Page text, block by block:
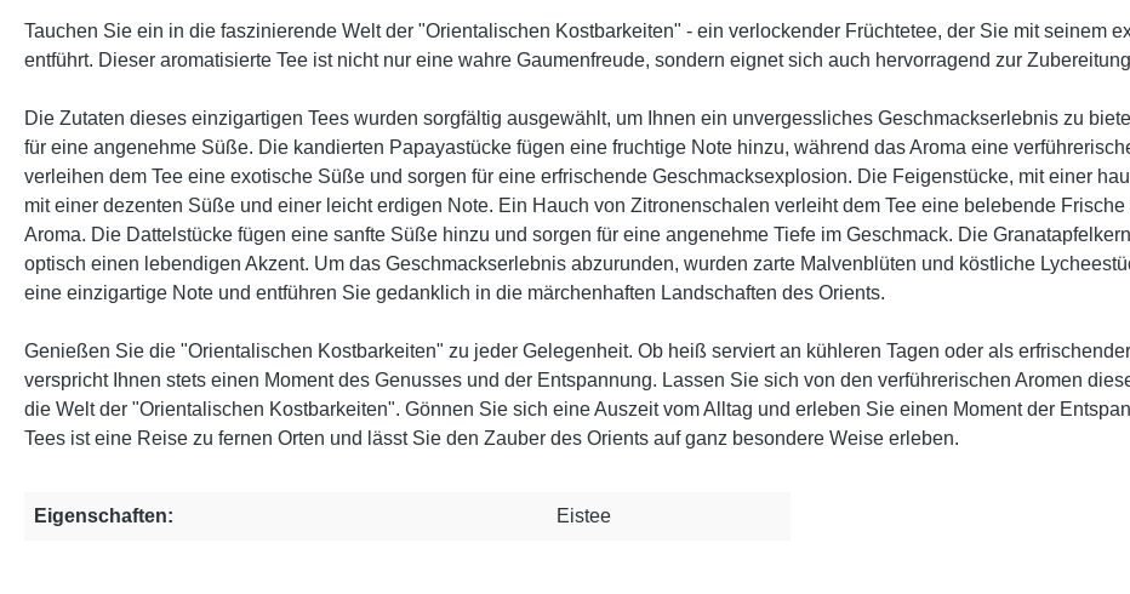
Tauchen Sie ein in die faszinierende Welt der "Orientalischen Kostbarkeiten" - ein verlockender Früchtetee, der Sie mit seinem
entführt. Dieser aromatisierte Tee ist nicht nur eine wahre Gaumenfreude, sondern eignet sich auch hervorragend zur
Die Zutaten dieses einzigartigen Tees wurden sorgfältig ausgewählt, um Ihnen ein unvergessliches Geschmackserlebnis zu
für eine angenehme Süße. Die kandierten Papayastücke fügen eine fruchtige Note hinzu, während das Aroma eine
verleihen dem Tee eine exotische Süße und sorgen für eine erfrischende Geschmacksexplosion. Die Feigenstücke, mit einer
mit einer dezenten Süße und einer leicht erdigen Note. Ein Hauch von Zitronenschalen verleiht dem Tee eine belebende
Aroma. Die Dattelstücke fügen eine sanfte Süße hinzu und sorgen für eine angenehme Tiefe im Geschmack. Die
optisch einen lebendigen Akzent. Um das Geschmackserlebnis abzurunden, wurden zarte Malvenblüten und köstliche
eine einzigartige Note und entführen Sie gedanklich in die märchenhaften Landschaften des Orients.
Genießen Sie die "Orientalischen Kostbarkeiten" zu jeder Gelegenheit. Ob heiß serviert an kühleren Tagen oder als
verspricht Ihnen stets einen Moment des Genusses und der Entspannung. Lassen Sie sich von den verführerischen Aromen
die Welt der "Orientalischen Kostbarkeiten". Gönnen Sie sich eine Auszeit vom Alltag und erleben Sie einen Moment der
Tees ist eine Reise zu fernen Orten und lässt Sie den Zauber des Orients auf ganz besondere Weise erleben.
Eigenschaften: Eistee